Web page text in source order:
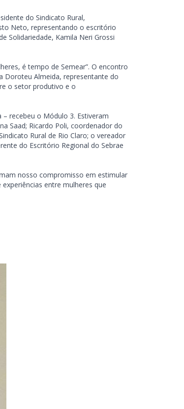
do Sindicato Rural,
Neto, representando o escritório
Solidariedade, Kamila Neri Grossi
é tempo de Semear”. O encontro
Doroteu Almeida, representante do
o setor produtivo e o
recebeu o Módulo 3. Estiveram
Saad; Ricardo Poli, coordenador do
Rural de Rio Claro; o vereador
do Escritório Regional do Sebrae
nosso compromisso em estimular
entre mulheres que